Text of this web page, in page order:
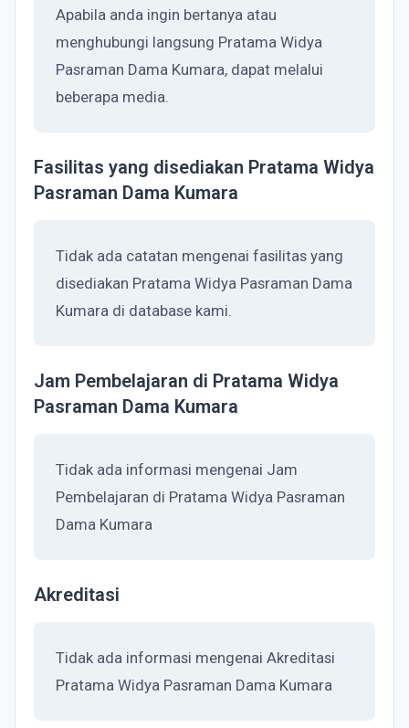
Apabila anda ingin bertanya atau
menghubungi langsung Pratama Widya
Pasraman Dama Kumara, dapat melalui
beberapa media.
Fasilitas yang disediakan Pratama Widya
Pasraman Dama Kumara
Tidak ada catatan mengenai fasilitas yang
disediakan Pratama Widya Pasraman Dama
Kumara di database kami.
Jam Pembelajaran di Pratama Widya
Pasraman Dama Kumara
Tidak ada informasi mengenai Jam
Pembelajaran di Pratama Widya Pasraman
Dama Kumara
Akreditasi
Tidak ada informasi mengenai Akreditasi
Pratama Widya Pasraman Dama Kumara